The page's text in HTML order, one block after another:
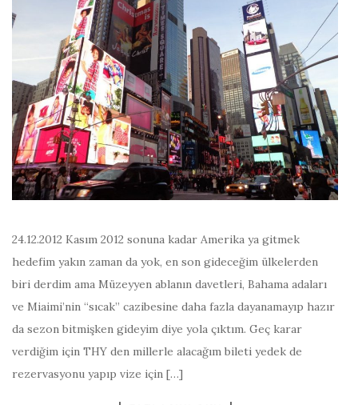
24.12.2012 Kasım 2012 sonuna kadar Amerika ya gitmek
hedefim yakın zaman da yok, en son gideceğim ülkelerden
biri derdim ama Müzeyyen ablanın davetleri, Bahama adaları
ve Miaimi’nin “sıcak” cazibesine daha fazla dayanamayıp hazır
da sezon bitmişken gideyim diye yola çıktım. Geç karar
verdiğim için THY den millerle alacağım bileti yedek de
rezervasyonu yapıp vize için […]